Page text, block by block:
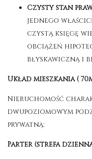
Czysty stan
jednego
czystą księgę
obciążeń
błyskawiczną i
Układ mieszkania (
Nieruchomość
dwupoziomowym
prywatną:
Parter (strefa